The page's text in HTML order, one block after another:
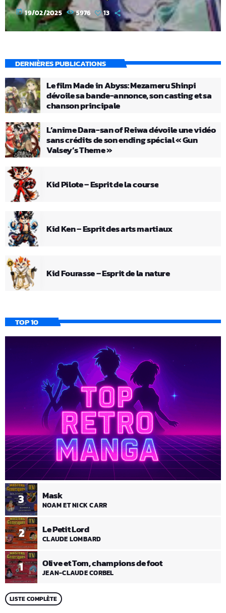
today 19/02/2025 5976 13
DERNIÈRES PUBLICATIONS
Le film Made in Abyss: Mezameru Shinpi
dévoile sa bande-annonce, son casting et sa
chanson principale
L’anime Dara-san of Reiwa dévoile une vidéo
sans crédits de son ending spécial « Gun
Valsey’s Theme »
Kid Pilote – Esprit de la course
Kid Ken – Esprit des arts martiaux
Kid Fourasse – Esprit de la nature
TOP 10
1 Olive et Tom, champions de foot
JEAN-CLAUDE CORBEL
2 Le Petit Lord
CLAUDE LOMBARD
3 Mask
NOAM ET NICK CARR
LISTE COMPLÈTE